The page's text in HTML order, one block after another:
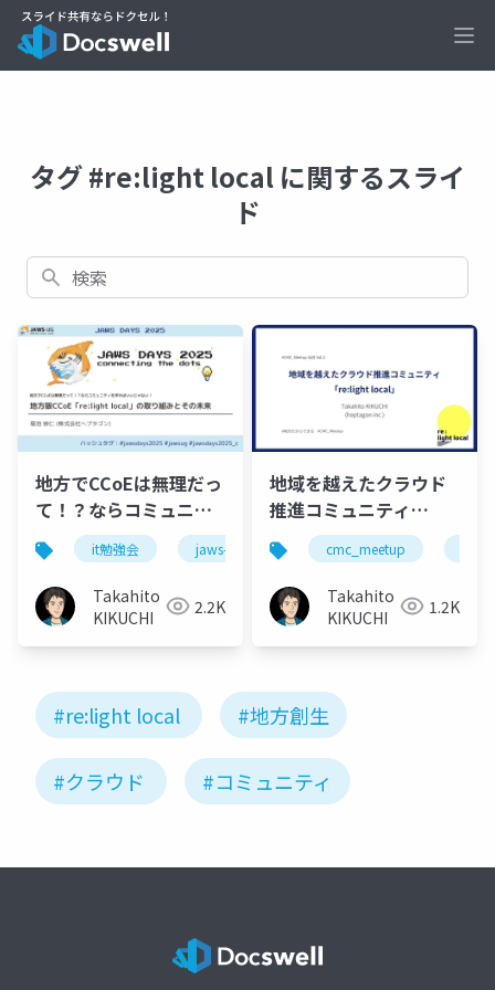
タグ #re:light local に関するスライ
ド
検索
地方でCCoEは無理だっ
て！？ならコミュニテ
ィを作ればいいじゃな
い！ 地方版
CCoE「re:light
local」の取り組みとそ
の未来@JAWS DAYS
it勉強会 jaws-ug コミュニティ
Takahito
KIKUCHI
2.2K
地域を越えたクラウド
推進コミュニティ
「re:light local」
@CMC_Meetup 仙台
Vol.2
cmc_meetup
Takahito
KIKUCHI
1.2K
#re:light local #地方創生
#クラウド #コミュニティ